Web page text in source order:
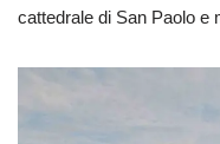
cattedrale di San Paolo e